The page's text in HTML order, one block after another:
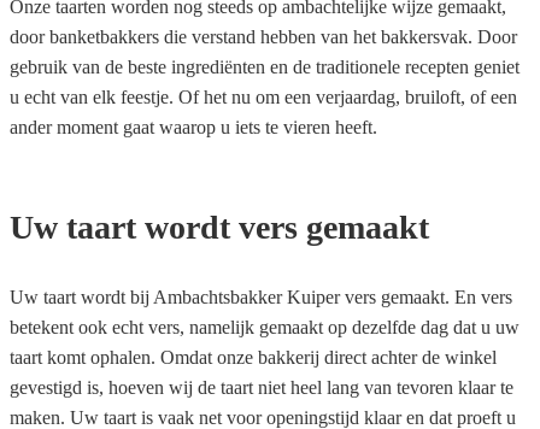
Onze taarten worden nog steeds op ambachtelijke wijze gemaakt,
door banketbakkers die verstand hebben van het bakkersvak. Door
gebruik van de beste ingrediënten en de traditionele recepten geniet
u echt van elk feestje. Of het nu om een verjaardag, bruiloft, of een
ander moment gaat waarop u iets te vieren heeft.
Uw taart wordt vers gemaakt
Uw taart wordt bij Ambachtsbakker Kuiper vers gemaakt. En vers
betekent ook echt vers, namelijk gemaakt op dezelfde dag dat u uw
taart komt ophalen. Omdat onze bakkerij direct achter de winkel
gevestigd is, hoeven wij de taart niet heel lang van tevoren klaar te
maken. Uw taart is vaak net voor openingstijd klaar en dat proeft u